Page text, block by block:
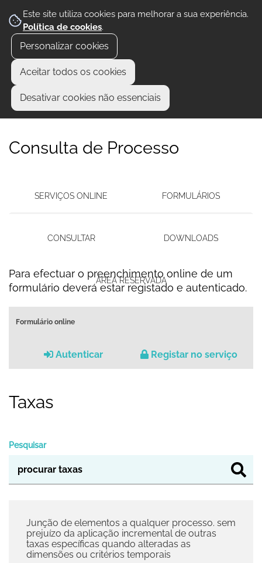
Este site utiliza cookies para melhorar a sua experiência.
Política de cookies.
Personalizar cookies
Aceitar todos os cookies
Desativar cookies não essenciais
Consulta de Processo
SERVIÇOS ONLINE FORMULÁRIOS
CONSULTAR DOWNLOADS
ÁREA RESERVADA
Para efectuar o preenchimento online de um
formulário deverá estar registado e autenticado.
Formulário online
Autenticar Registar no serviço
Taxas
Pesquisar
Junção de elementos a qualquer processo. sem
prejuízo da aplicação incremental de outras
taxas específicas quando alteradas as
dimensões ou critérios temporais